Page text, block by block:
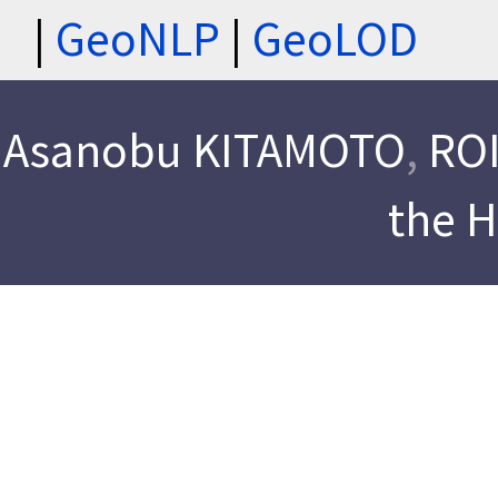
| GeoNLP | GeoLOD
Asanobu KITAMOTO,
the